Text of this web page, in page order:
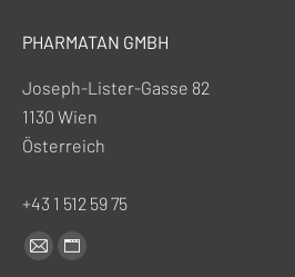
PHARMATAN GMBH
Joseph-Lister-Gasse 82
1130 Wien
Österreich
+43 1 512 59 75
Finden Sie uns auf:
E-
Website-